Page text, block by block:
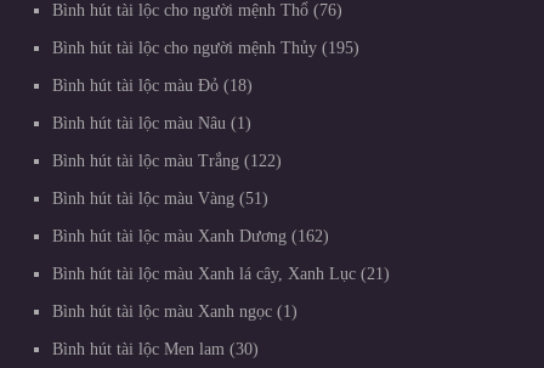
Bình hút tài lộc cho người mệnh Thổ 76
Bình hút tài lộc cho người mệnh Thủy 195
Bình hút tài lộc màu Đỏ 18
Bình hút tài lộc màu Nâu 1
Bình hút tài lộc màu Trắng 122
Bình hút tài lộc màu Vàng 51
Bình hút tài lộc màu Xanh Dương 162
Bình hút tài lộc màu Xanh lá cây, Xanh Lục 21
Bình hút tài lộc màu Xanh ngọc 1
Bình hút tài lộc Men lam 30